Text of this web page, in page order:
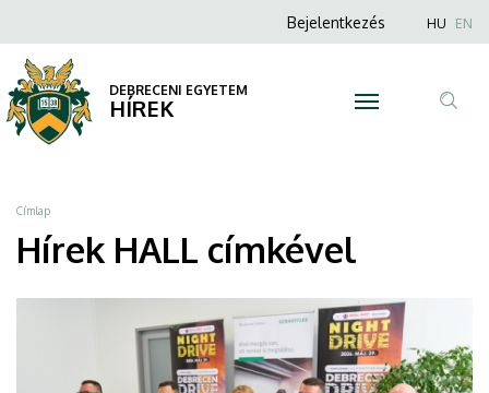
DEBRECENI
EGYETEM
a
tartalomra
Anonim
menüje
Bejelentkezés HU EN
DEBRECENI EGYETEM
HÍREK
Morzsa
Címlap
Hírek HALL címkével